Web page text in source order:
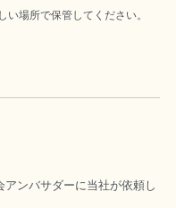
場所で保管してください。
ンバサダーに当社が依頼し